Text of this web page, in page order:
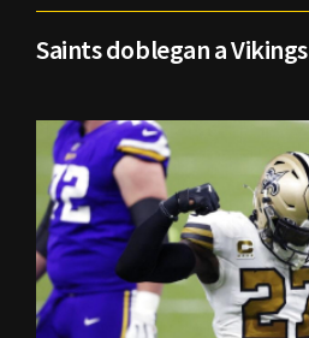
Saints doblegan a Vikings